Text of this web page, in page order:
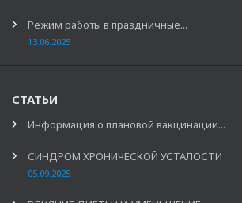
Режим работы в праздничные...
13.06.2025
СТАТЬИ
Информация о плановой вакцинации...
СИНДРОМ ХРОНИЧЕСКОЙ УСТАЛОСТИ
05.09.2025